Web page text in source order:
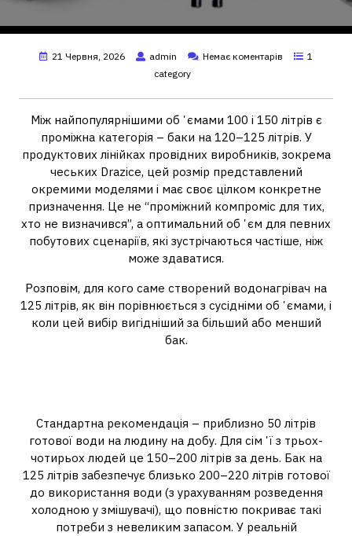
21 Червня, 2026 admin Немає коментарів
1
category
Між найпопулярнішими обʼємами 100 і 150 літрів є
проміжна категорія – баки на 120–125 літрів. У
продуктових лінійках провідних виробників, зокрема
чеських Drazice, цей розмір представлений
окремими моделями і має своє цілком конкретне
призначення. Це не “проміжний компроміс для тих,
хто не визначився”, а оптимальний обʼєм для певних
побутових сценаріїв, які зустрічаються частіше, ніж
може здаватися.
Розповім, для кого саме створений водонагрівач на
125 літрів, як він порівнюється з сусідніми обʼємами, і
коли цей вибір вигідніший за більший або менший
бак.
Стандартна рекомендація – приблизно 50 літрів
готової води на людину на добу. Для сімʼї з трьох-
чотирьох людей це 150–200 літрів за день. Бак на
125 літрів забезпечує близько 200–220 літрів готової
до використання води (з урахуванням розведення
холодною у змішувачі), що повністю покриває такі
потреби з невеликим запасом. У реальній